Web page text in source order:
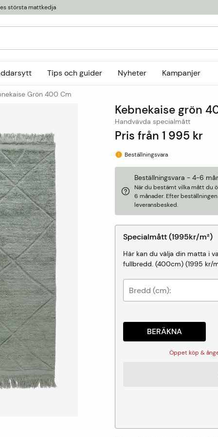
största mattkedja
Röllakanmattor
Trasmattor
Ullmattor
Utemattor
Viskosmattor
Tillbehör
Kollektioner
Horredsmattan
InHouse Group
Tips och guider Nyheter Kampanjer
Grön 400 Cm
Kebnekaise grön
Handvävda specialmått
Pris från 1 995 kr
Beställningsvara
Beställningsvara - 4-6
När du bestämt vilka mått du
6 månader. Efter
leveransbesked.
Specialmått(1995kr/m²)
Här kan du välja din matta i
fullbredd. (400cm) (1995 kr/
Bredd (cm):
BERÄKNA
Öppet köp &